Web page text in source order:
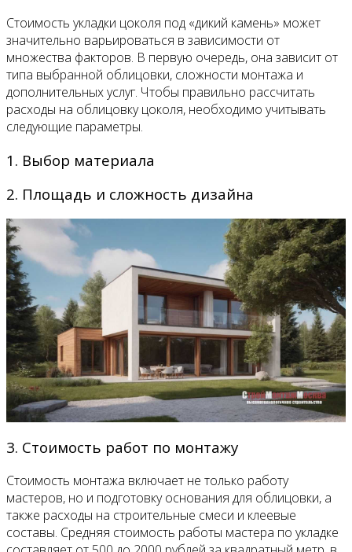
Стоимость укладки цоколя под «дикий камень» может
значительно варьироваться в зависимости от
множества факторов. В первую очередь, она зависит от
типа выбранной облицовки, сложности монтажа и
дополнительных услуг. Чтобы правильно рассчитать
расходы на облицовку цоколя, необходимо учитывать
следующие параметры.
1. Выбор материала
2. Площадь и сложность дизайна
3. Стоимость работ по монтажу
Стоимость монтажа включает не только работу
мастеров, но и подготовку основания для облицовки, а
также расходы на строительные смеси и клеевые
составы. Средняя стоимость работы мастера по укладке